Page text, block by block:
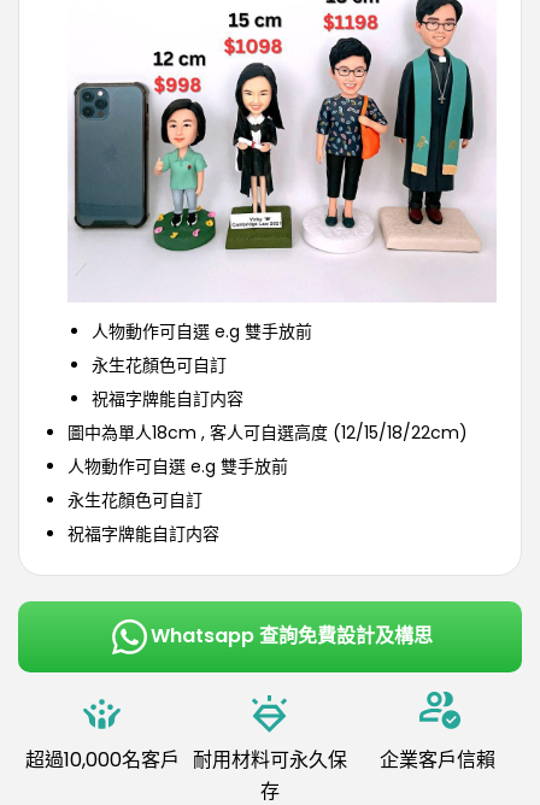
人物動作可自選 e.g 雙手放前
永生花顏色可自訂
祝福字牌能自訂内容
圖中為單人18cm , 客人可自選高度 (12/15/18/22cm)
人物動作可自選 e.g 雙手放前
永生花顏色可自訂
祝福字牌能自訂内容
Whatsapp 查詢免費設計及構思
超過10,000名客戶 耐用材料可永久保
存
企業客戶信賴